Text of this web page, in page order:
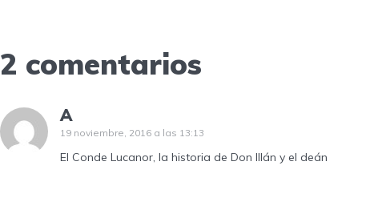
2 comentarios
A
19 noviembre, 2016 a las 13:13
El Conde Lucanor, la historia de Don Illán y el deán